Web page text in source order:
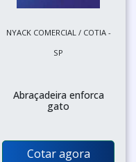
NYACK COMERCIAL / COTIA -
SP
Abraçadeira enforca
gato
Cotar agora